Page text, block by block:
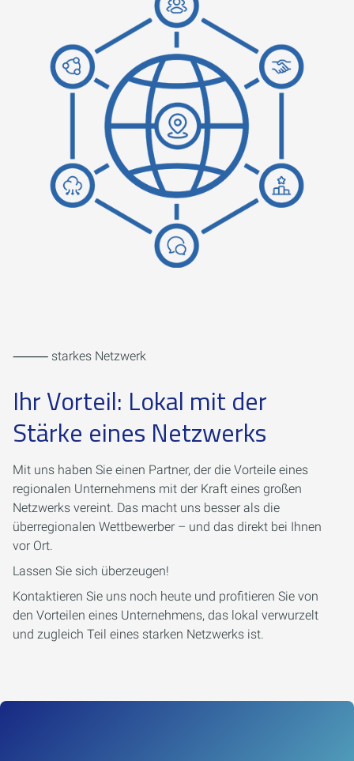
⸻ starkes Netzwerk
Ihr Vorteil: Lokal mit der
Stärke eines Netzwerks
Mit uns haben Sie einen Partner, der die Vorteile eines
regionalen Unternehmens mit der Kraft eines großen
Netzwerks vereint. Das macht uns besser als die
überregionalen Wettbewerber – und das direkt bei Ihnen
vor Ort.
Lassen Sie sich überzeugen!
Kontaktieren Sie uns noch heute und profitieren Sie von
den Vorteilen eines Unternehmens, das lokal verwurzelt
und zugleich Teil eines starken Netzwerks ist.